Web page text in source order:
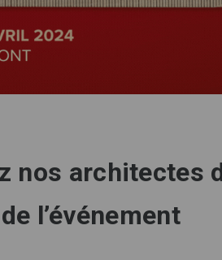
nos architectes
l’événement